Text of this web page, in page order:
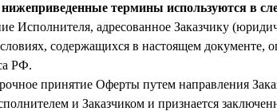
термины используются в
Исполнителя, адресованное Заказчику
содержащихся в настоящем
РФ.
принятие Оферты путем направления
и Заказчиком и признается